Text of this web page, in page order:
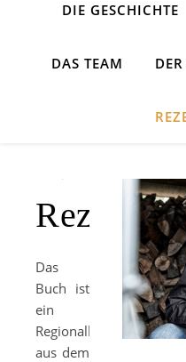
DIE GESCHICHTE
DAS TEAM
Das
Buch ist
ein
Regionalkrimi
aus dem